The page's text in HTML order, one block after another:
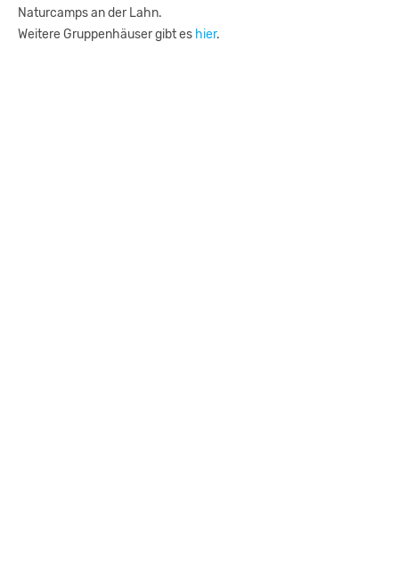
Naturcamps an der Lahn.
Weitere Gruppenhäuser gibt es hier.